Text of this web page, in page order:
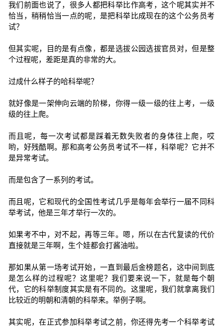
我们前面也说了，很多人都把科举比作高考，这个呢其实并不
恰当，稍稍恰当一点的呢，是把科举比成现在的这个公务员考
试？
但其实呢，目的是有点像，都是选拔公园选拔官员对，但是整
个过程呢，差距是真的非常的大。
过成什么样子的哈科举呢？
就好像是一架伸向云端的阶梯，你得一级一级的往上考，一级
级的往上爬。
而且呢，每一次考试都是踩着无数失败者的身体往上爬，哎
哟，好残酷啊。那和高考公务员考试不一样，科举呢？它并不
是异常考试。
而是包含了一系列的考试。
而且呢，它和现代的全国性考试几乎是每年会举行一届不同科
举考试，他是三年才举行一次的。
如果考不中，对不起，再等三年。嗯，所以在古代复读的代价
直接就是三年啊，生个娃都会打酱油啦。
那如果从第一场考试开始，一直到最后金榜题名，这中间到底
是怎么样的过程呢？这里呢？我们要来说一下，就是每个朝
代，它的科举制度其实是有不同的。这里呢，我们就拿离我们
比较近的明朝和清朝的科举来。举例子啊。
其实呢，在正式参加科举考试之前，你还得先考一个科举考试